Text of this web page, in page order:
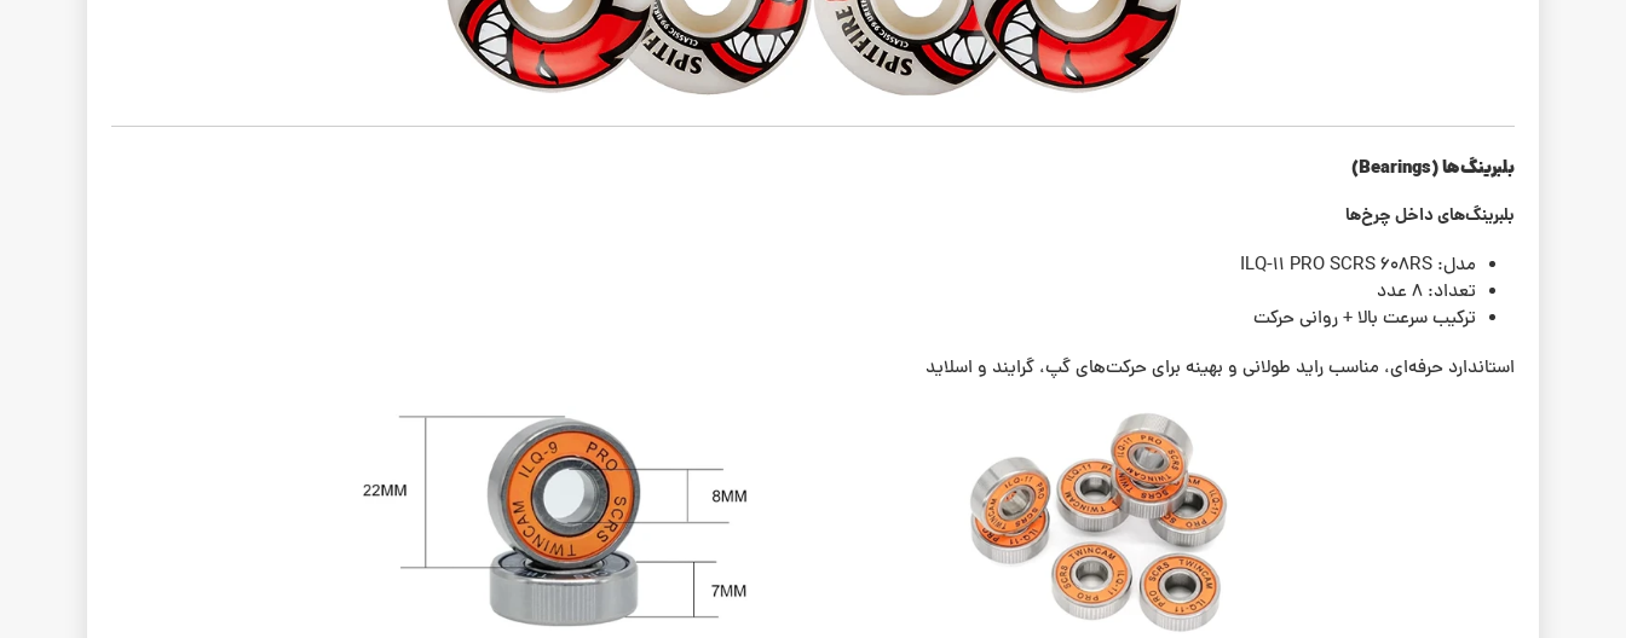
بلبرینگ‌ها (Bearings)
بلبرینگ‌های داخل چرخ‌ها
مدل: ILQ-11 PRO SCRS 608RS
تعداد: ۸ عدد
ترکیب سرعت بالا + روانی حرکت
استاندارد حرفه‌ای، مناسب راید طولانی و بهینه برای حرکت‌های گپ، گرایند و اسلاید